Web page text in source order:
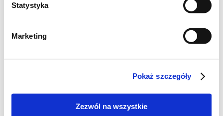
Statystyka
Marketing
Pokaż szczegóły
Zezwól na wszystkie